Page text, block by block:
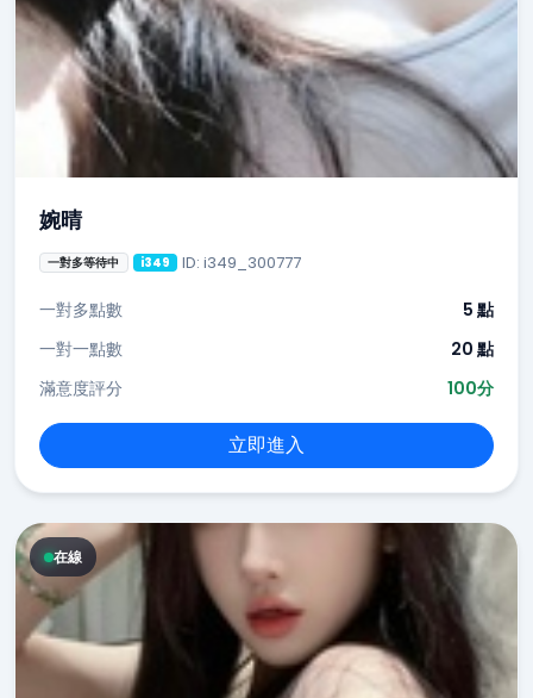
婉晴
一對多等待中 i349 ID: i349_300777
一對多點數
5 點
一對一點數
20 點
滿意度評分
100分
立即進入
在線